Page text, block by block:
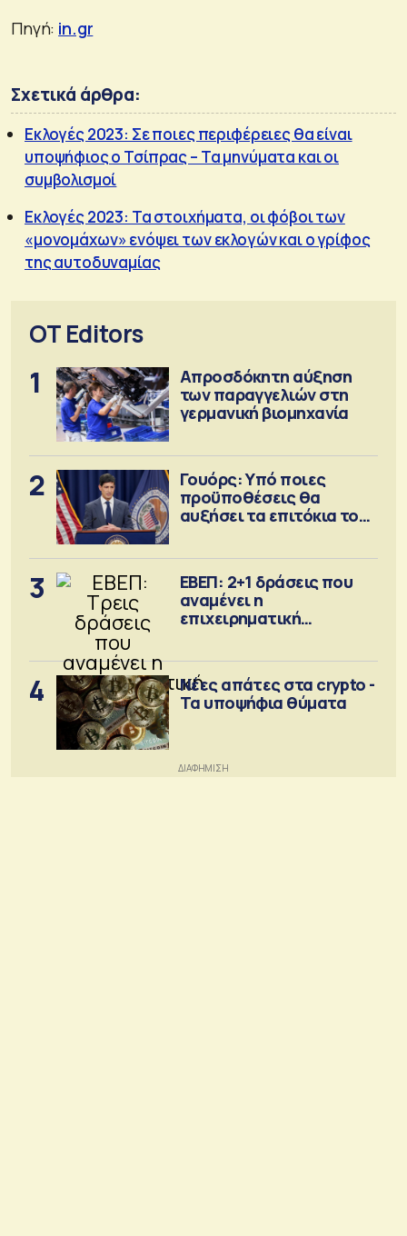
Πηγή: in.gr
Σχετικά άρθρα:
Εκλογές 2023: Σε ποιες περιφέρειες θα είναι
υποψήφιος ο Τσίπρας – Τα μηνύματα και οι
συμβολισμοί
Εκλογές 2023: Τα στοιχήματα, οι φόβοι των
«μονομάχων» ενόψει των εκλογών και ο γρίφος
της αυτοδυναμίας
OT Editors
1
Απροσδόκητη αύξηση
των παραγγελιών στη
γερμανική βιομηχανία
2
Γουόρς: Υπό ποιες
προϋποθέσεις θα
αυξήσει τα επιτόκια τον
3
ΕΒΕΠ: 2+1 δράσεις που
αναμένει η
επιχειρηματική
4
Νέες απάτες στα crypto -
Τα υποψήφια θύματα